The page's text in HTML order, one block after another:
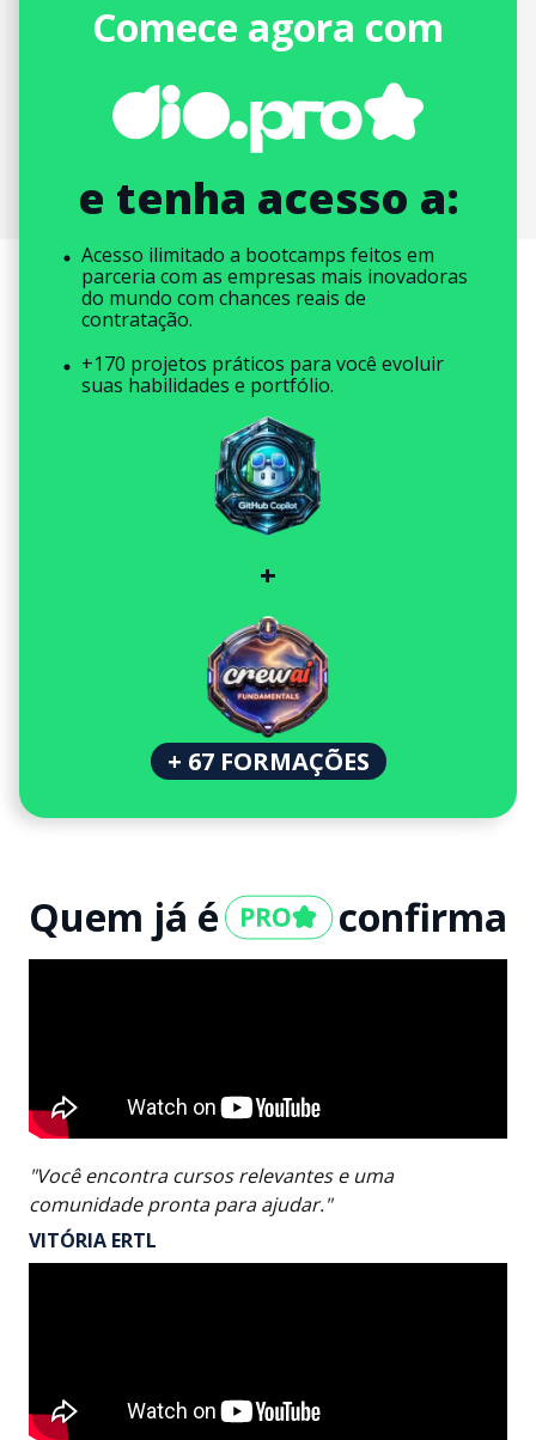
Comece agora com
e tenha acesso a:
Acesso ilimitado a bootcamps feitos em
parceria com as empresas mais inovadoras
do mundo com chances reais de
contratação.
+170 projetos práticos para você evoluir
suas habilidades e portfólio.
+
+ 67 FORMAÇÕES
Quem já é confirma
"Você encontra cursos relevantes e uma
comunidade pronta para ajudar."
VITÓRIA ERTL